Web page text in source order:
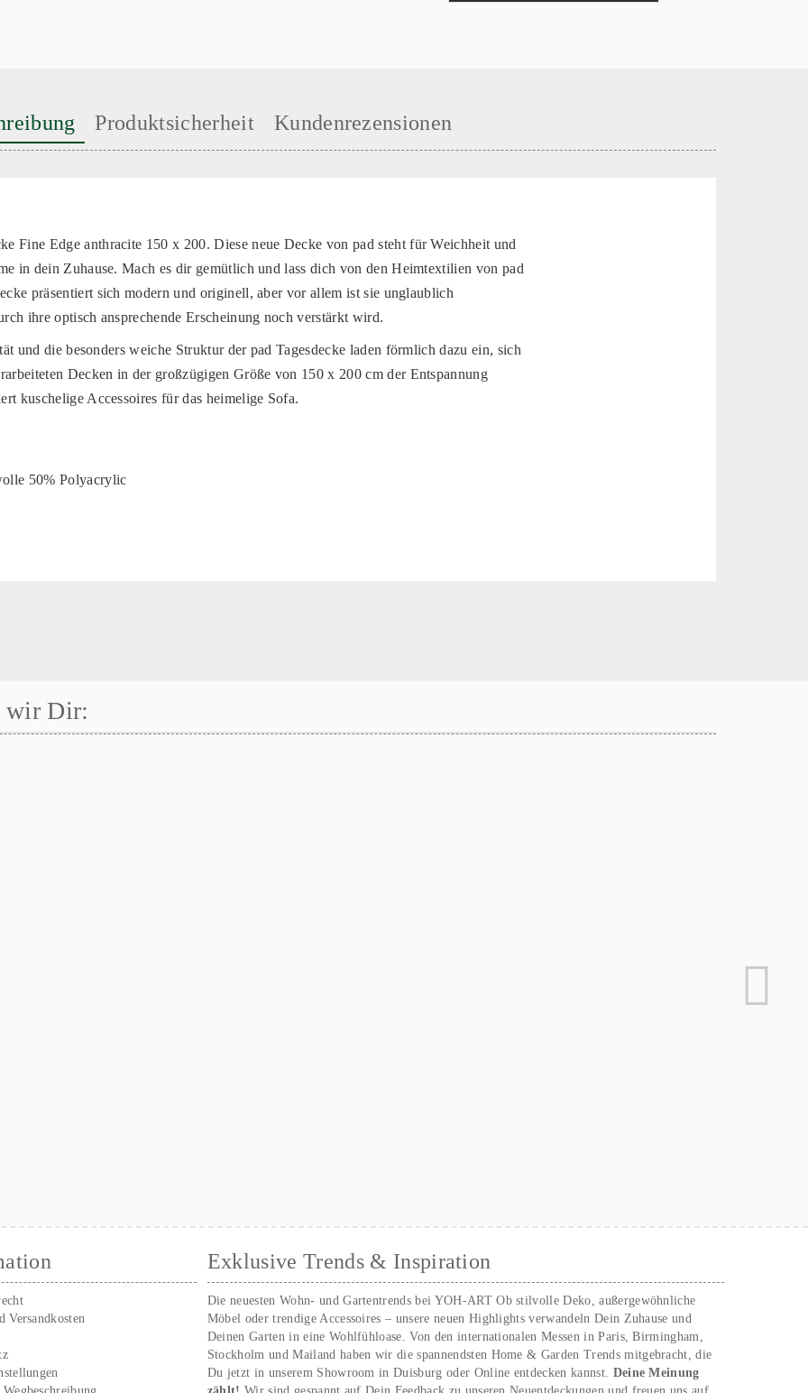
Produktsicherheit Kundenrezensionen
Fine Edge anthracite 150 x 200. Diese neue Decke von pad steht für Weichheit und
in dein Zuhause. Mach es dir gemütlich und lass dich von den Heimtextilien von pad
präsentiert sich modern und originell, aber vor allem ist sie unglaublich
ihre optisch ansprechende Erscheinung noch verstärkt wird.
und die besonders weiche Struktur der pad Tagesdecke laden förmlich dazu ein, sich
Decken in der großzügigen Größe von 150 x 200 cm der Entspannung
kuschelige Accessoires für das heimelige Sofa.
50% Polyacrylic
wir Dir:
Versandkosten
Exklusive Trends & Inspiration
Die neuesten Wohn- und Gartentrends bei YOH‑ART Ob stilvolle Deko, außergewöhnliche
Möbel oder trendige Accessoires – unsere neuen Highlights verwandeln Dein Zuhause und
Deinen Garten in eine Wohlfühloase. Von den internationalen Messen in Paris, Birmingham,
Stockholm und Mailand haben wir die spannendsten Home & Garden Trends mitgebracht, die
Du jetzt in unserem Showroom in Duisburg oder Online entdecken kannst. Deine Meinung